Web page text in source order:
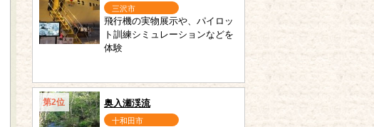
三沢市
飛行機の実物展示や、パイロッ
ト訓練シミュレーションなどを
体験
第2位 奥入瀬渓流
十和田市